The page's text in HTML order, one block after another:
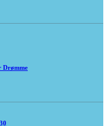
Drømme